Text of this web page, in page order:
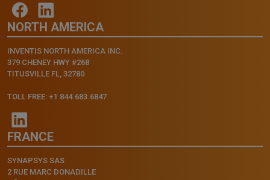
NORTH AMERICA
INVENTIS NORTH AMERICA INC.
379 CHENEY HWY #268
TITUSVILLE FL, 32780
TOLL FREE: +1.844.683.6847
FRANCE
SYNAPSYS SAS
2 RUE MARC DONADILLE